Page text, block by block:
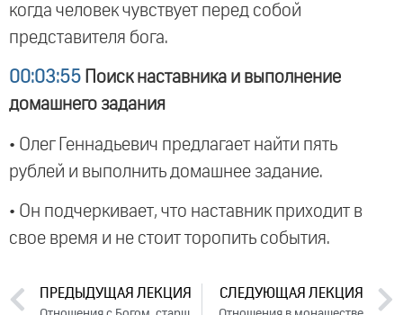
когда человек чувствует перед собой
представителя бога.
00:03:55 Поиск наставника и выполнение
домашнего задания
• Олег Геннадьевич предлагает найти пять
рублей и выполнить домашнее задание.
• Он подчеркивает, что наставник приходит в
свое время и не стоит торопить события.
ПРЕДЫДУЩАЯ ЛЕКЦИЯ СЛЕДУЮЩАЯ ЛЕКЦИЯ